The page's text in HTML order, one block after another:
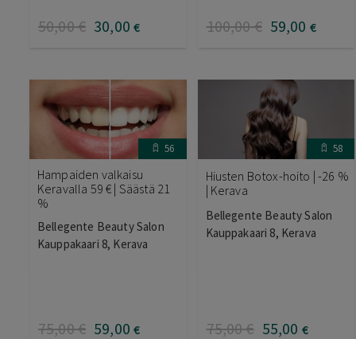
50,00€ 30,00 € 100,00€ 59,00 €
56
Hampaiden valkaisu
Keravalla 59 € | Säästä 21
%
Bellegente Beauty Salon
Kauppakaari 8, Kerava
75,00€ 59,00 €
58
Hiusten Botox-hoito | -26 %
| Kerava
Bellegente Beauty Salon
Kauppakaari 8, Kerava
75,00€ 55,00 €